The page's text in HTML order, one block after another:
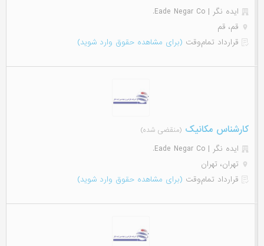
ایده نگر | Eade Negar Co.
قم، قم
قرارداد تمام‌وقت (برای مشاهده حقوق وارد شوید)
کارشناس مکانیک (منقضی شده)
ایده نگر | Eade Negar Co.
تهران، تهران
قرارداد تمام‌وقت (برای مشاهده حقوق وارد شوید)